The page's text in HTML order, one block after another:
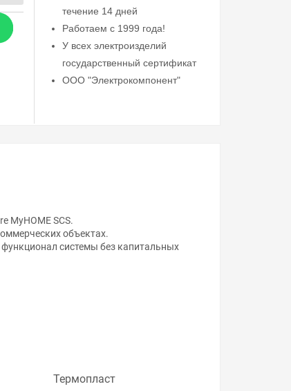
течение 14 дней
Работаем с 1999 года!
У всех электроизделий
государственный сертификат
ООО "Электрокомпонент"
MyHOME SCS.
объектах.
системы без капитальных
и стоимость оборудования
нас всегда одни из лучших. Сравните с
Термопласт